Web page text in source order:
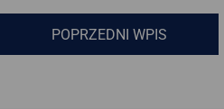
POPRZEDNI WPIS